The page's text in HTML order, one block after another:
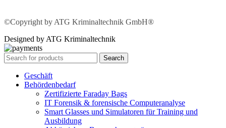
©Copyright by ATG Kriminaltechnik GmbH®
Designed by ATG Kriminaltechnik
Search
Geschäft
Behördenbedarf
Zertifizierte Faraday Bags
IT Forensik & forensische Computeranalyse
Smart Glasses und Simulatoren für Training und
Ausbildung